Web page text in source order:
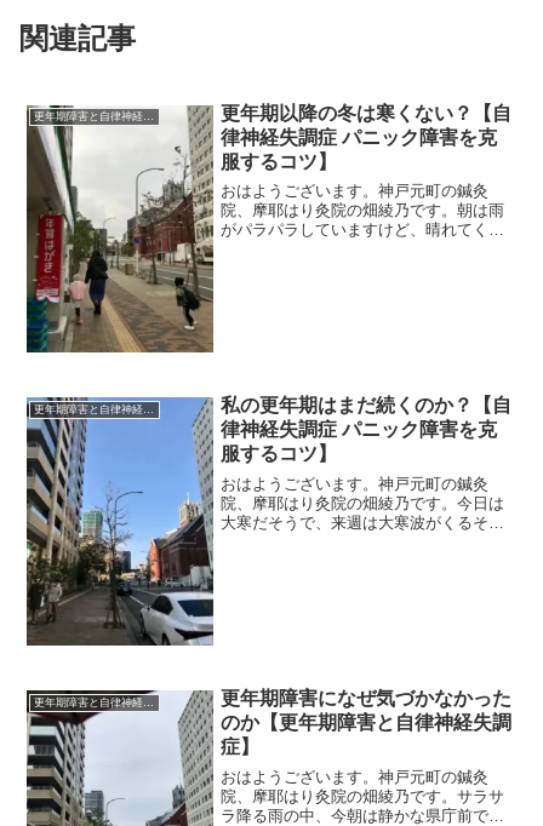
関連記事
更年期以降の冬は寒くない？【自
律神経失調症 パニック障害を克
服するコツ】
おはようございます。神戸元町の鍼灸
院、摩耶はり灸院の畑綾乃です。朝は雨
がパラパラしていますけど、晴れてくる
私の更年期はまだ続くのか？【自
律神経失調症 パニック障害を克
服するコツ】
おはようございます。神戸元町の鍼灸
院、摩耶はり灸院の畑綾乃です。今日は
大寒だそうで、来週は大寒波がくるそう
更年期障害になぜ気づかなかった
のか【更年期障害と自律神経失調
症】
おはようございます。神戸元町の鍼灸
院、摩耶はり灸院の畑綾乃です。サラサ
ラ降る雨の中、今朝は静かな県庁前で